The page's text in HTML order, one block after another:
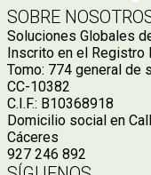
SOBRE
Soluciones Globales
Inscrito en el
Tomo: 774 general de
CC-10382
C.I.F.: B10368918
Domicilio social en
Cáceres
927 246 892